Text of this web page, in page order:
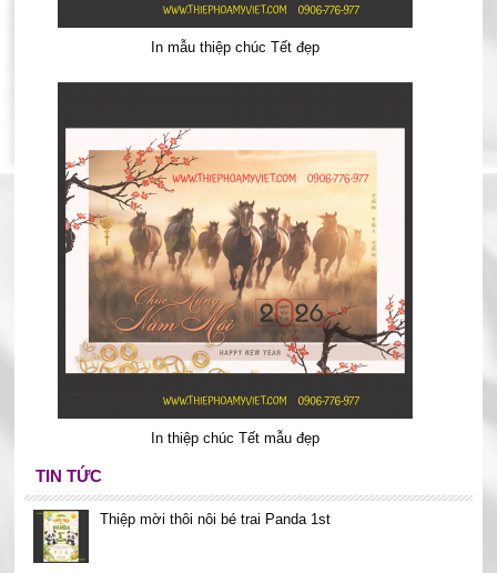
In mẫu thiệp chúc Tết đẹp
In thiệp chúc Tết mẫu đẹp
TIN TỨC
Thiệp mời thôi nôi bé trai Panda 1st